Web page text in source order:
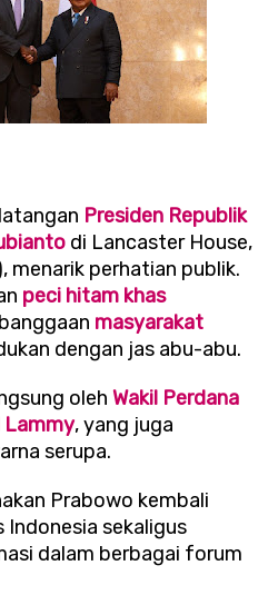
Presiden Republik
di Lancaster House,
menarik perhatian publik.
peci hitam khas
masyarakat
dengan jas abu-abu.
olehWakil Perdana
Lammy, yang juga
serupa.
Prabowo kembali
sekaligus
dalam berbagai forum